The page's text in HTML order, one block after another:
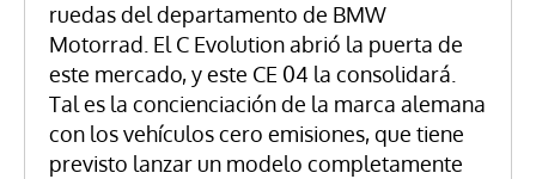
ruedas del departamento de BMW
Motorrad. El C Evolution abrió la puerta de
este mercado, y este CE 04 la consolidará.
Tal es la concienciación de la marca alemana
con los vehículos cero emisiones, que tiene
previsto lanzar un modelo completamente